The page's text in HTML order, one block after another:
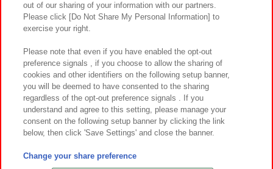
プライバシーポリシー ウェブアクセシビリティ方針と検証結果
お取引先さまとともに
カスタマーハラスメント対応方針 よくあるご質問・お問い合わせ
©Bandai Namco Amusement Inc.
©Bandai Namco Amusement Lab Inc.
out of our sharing of your information with our partners.
Please click [Do Not Share My Personal Information] to
exercise your right.
Please note that even if you have enabled the opt-out
preference signals , if you choose to allow the sharing of
cookies and other identifiers on the following setup banner,
you will be deemed to have consented to the sharing
regardless of the opt-out preference signals . If you
understand and agree to this setting, please manage your
consent on the following setup banner by clicking the link
below, then click 'Save Settings' and close the banner.
Change your share preference